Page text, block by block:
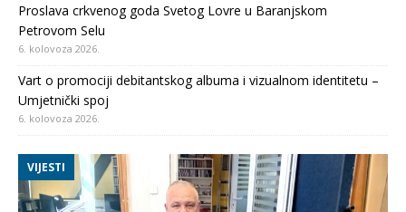
Proslava crkvenog goda Svetog Lovre u Baranjskom
Petrovom Selu
6. kolovoza 2026.
Vart o promociji debitantskog albuma i vizualnom identitetu –
Umjetnički spoj
6. kolovoza 2026.
VIJESTI